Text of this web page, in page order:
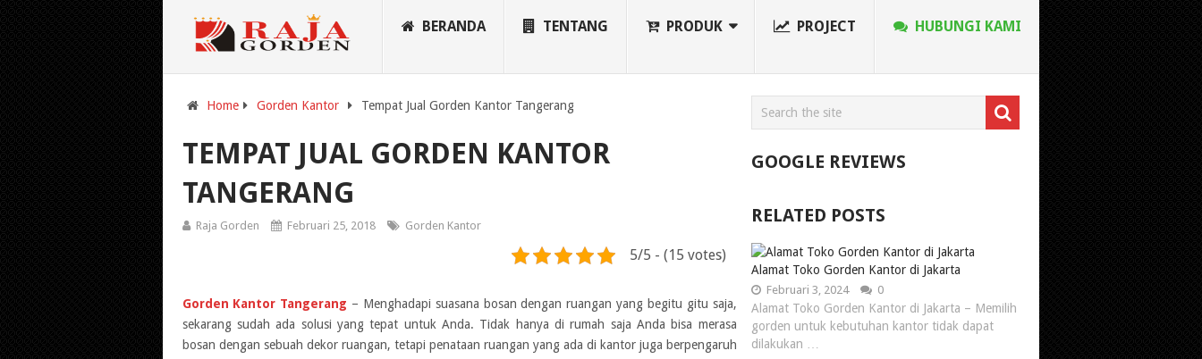
BERANDA TENTANG PRODUK PROJECT HUBUNGI KAMI
Home Gorden Kantor Tempat Jual Gorden Kantor Tangerang
TEMPAT JUAL GORDEN KANTOR
TANGERANG
Raja Gorden Februari 25, 2018 Gorden Kantor
5/5 - (15 votes)
Gorden Kantor Tangerang – Menghadapi suasana bosan dengan ruangan yang begitu gitu saja,
sekarang sudah ada solusi yang tepat untuk Anda. Tidak hanya di rumah saja Anda bisa merasa
bosan dengan sebuah dekor ruangan, tetapi penataan ruangan yang ada di kantor juga berpengaruh
GOOGLE REVIEWS
RELATED POSTS
Alamat Toko Gorden Kantor di Jakarta
Februari 3, 2024 0
Alamat Toko Gorden Kantor di Jakarta – Memilih
gorden untuk kebutuhan kantor tidak dapat
dilakukan …